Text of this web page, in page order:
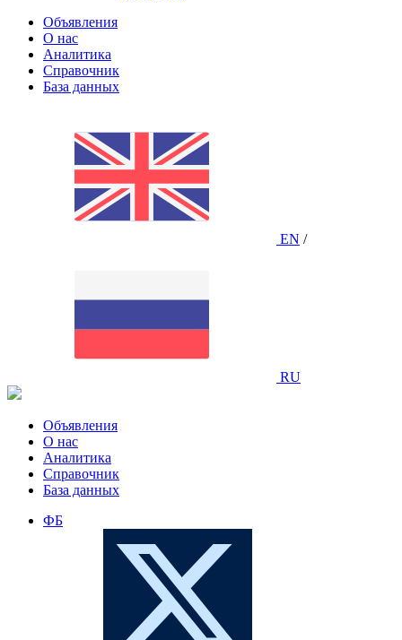
Объявления
О нас
Аналитика
Справочник
База данных
EN /
RU
Объявления
О нас
Аналитика
Справочник
База данных
ФБ